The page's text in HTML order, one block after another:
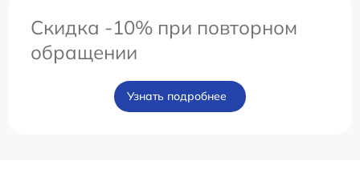
Скидка -10% при повторном
обращении
Узнать подробнее